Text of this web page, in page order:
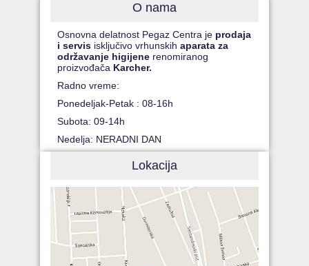
O nama
Osnovna delatnost Pegaz Centra je prodaja
i servis isključivo vrhunskihaparata za
održavanje higijene renomiranog
proizvođača Karcher.
Radno vreme:
Ponedeljak-Petak : 08-16h
Subota: 09-14h
Nedelja: NERADNI DAN
Lokacija